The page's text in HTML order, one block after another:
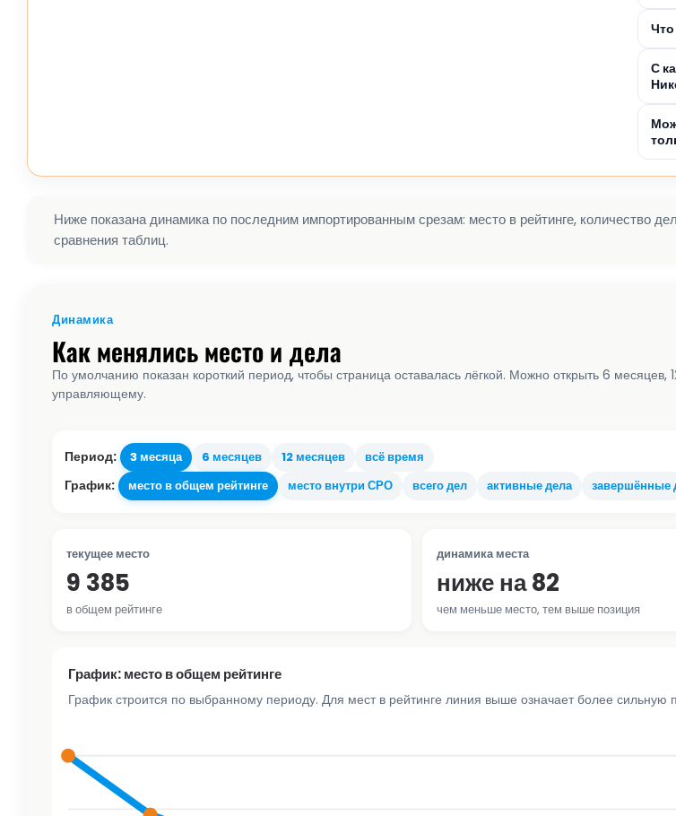
С
Ниже показана динамика по последним импортированным срезам: место в рейтинге, количество
сравнения таблиц.
Динамика
Как менялись место и дела
По умолчанию показан короткий период, чтобы страница оставалась лёгкой. Можно открыть 6
управляющему.
Период: 3 месяца 6 месяцев 12 месяцев всё время
График: место в общем рейтинге место внутри СРО всего дел активные дела завершённые
текущее место
9 385
в общем рейтинге
динамика места
ниже на 82
чем меньше место, тем выше позиция
График: место в общем рейтинге
График строится по выбранному периоду. Для мест в рейтинге линия выше означает более сильную